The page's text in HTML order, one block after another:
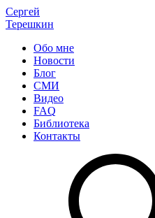
Сергей
Терешкин
Обо мне
Новости
Блог
СМИ
Видео
FAQ
Библиотека
Контакты